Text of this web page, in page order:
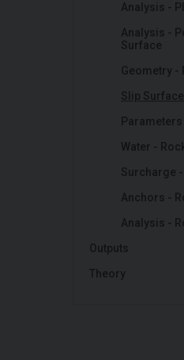
Analysis -
Analysis -
Surface
Geometry -
Slip
Water -
Surcharge
Anchors -
Analysis -
Outputs
Theory